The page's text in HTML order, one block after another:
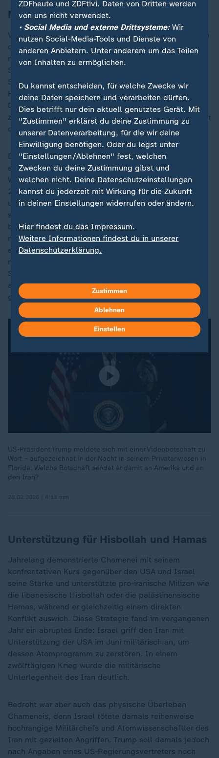
Misstrauen gegenüber USA
Vor allem aber widersetzte er sich einer Annäherung an
die
USA
, denen er zutiefst misstraute: Chamenei war
nicht bereit, ihre Unterstützung für das autoritäre
Schah-Regime zu vergessen, ebenso wie die US-
Schützenhilfe für den irakischen Machthaber Saddam
Hussein im Iran-Irak-Krieg zwischen 1980 und 1988.
Die feindselige Politik mehrerer US-Präsidenten bis hin
zu Donald Trump bestätigte sein Misstrauen gegenüber
dem "Großen Satan" nur.
Eine der größten Herausforderungen seiner Macht
erlebte Chamenei, als nach der umstrittenen
Wiederwahl von Präsident Mahmud Ahmadinedschad
2009 Hunderttausende Iraner auf die Straße gingen
und einen Systemwechsel forderten. Doch die
sogenannte Grüne Bewegung ließ Chamenei ebenso
brutal niederschlagen wie die Proteste, die Ende 2019
nach einer Erhöhung der Benzinpreise das Land
erschütterten oder wie die Massendemonstrationen
nach dem Tod der jungen Kurdin Mahsa Amini, die im
September 2022 nach ihrer Festnahme wegen
angeblichen Verstoßes gegen die Kleiderordnung
gestorben war.
US-Präsident Trump meldete sich mit einer Videobotschaft zu
Wort – aufgezeichnet in der Nacht in seinem Privatanwesen in
Florida. Welche Botschaft sendet er damit an Amerika und an
den Iran?
Unterstützung für Hisbollah und Hamas
Jahrelang demonstrierte Chamenei mit seinem
konfrontativen Kurs gegenüber den USA und Israel
seine Stärke und unterstützte pro-iranische Milizen wie
die libanesische Hisbollah oder die palästinensische
Hamas, während er gleichzeitig einem direkten
Konflikt auswich. Diese Strategie fand im vergangenen
Jahr ein abruptes Ende: Israel griff den Iran mit
Unterstützung der USA im Juni militärisch an, um
dessen Atomprogramm zu zerstören. In einem
zwölftägigen Krieg wurde die militärische
Unterlegenheit des Iran deutlich.
Bedroht war aber auch das physische Überleben
Chameneis, denn Israel tötete damals reihenweise
hochrangige Militärchefs und Atomwissenschaftler des
Iran mit gezielten Angriffen. Trump soll damals jedoch
nach Angaben eines US-Regierungsvertreters noch
ZDFheute und ZDFtivi. Daten von Dritten werden
von uns nicht verwendet.
• Social Media und externe Drittsysteme:Wir
nutzen Social-Media-Tools und Dienste von
anderen Anbietern. Unter anderem um das Teilen
von Inhalten zu ermöglichen.
Du kannst entscheiden, für welche Zwecke wir
deine Daten speichern und verarbeiten dürfen.
Dies betrifft nur dein aktuell genutztes Gerät. Mit
"Zustimmen" erklärst du deine Zustimmung zu
unserer Datenverarbeitung, für die wir deine
Einwilligung benötigen. Oder du legst unter
"Einstellungen/Ablehnen" fest, welchen
Zwecken du deine Zustimmung gibst und
welchen nicht. Deine Datenschutzeinstellungen
kannst du jederzeit mit Wirkung für die Zukunft
in deinen Einstellungen widerrufen oder ändern.
Hier findest du das Impressum.
Weitere Informationen findest du in unserer
Datenschutzerklärung.
Zustimmen
Ablehnen
Einstellen